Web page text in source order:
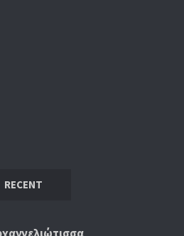
RECENT